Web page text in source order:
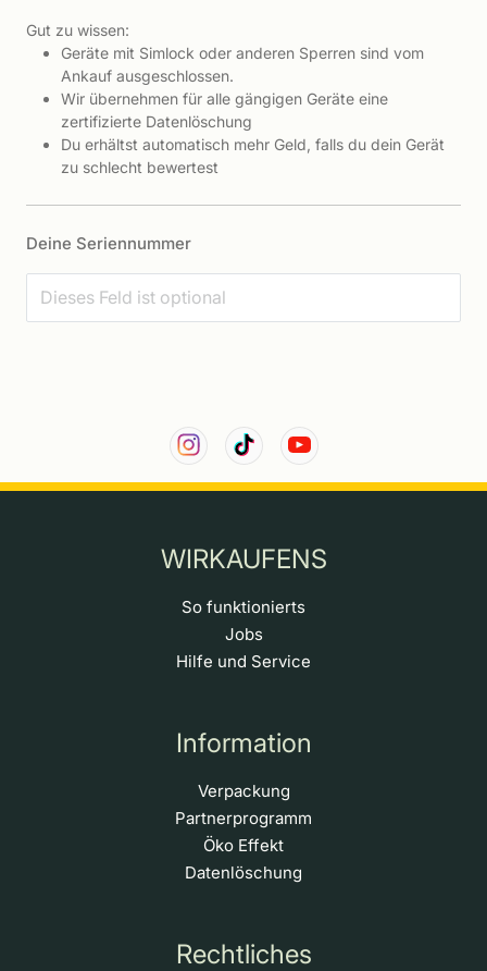
Gut zu wissen:
Geräte mit Simlock oder anderen Sperren sind vom
Ankauf ausgeschlossen.
Wir übernehmen für alle gängigen Geräte eine
zertifizierte Datenlöschung
Du erhältst automatisch mehr Geld, falls du dein Gerät
zu schlecht bewertest
Deine Seriennummer
WIRKAUFENS
So funktionierts
Jobs
Hilfe und Service
Information
Verpackung
Partnerprogramm
Öko Effekt
Datenlöschung
Rechtliches